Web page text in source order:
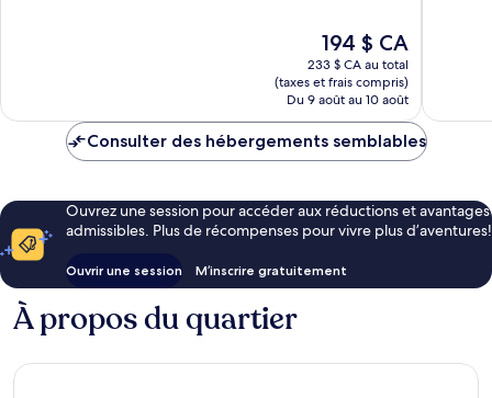
Le
prix
est
de
194 $ CA
194 $ CA
233 $ CA au total
(taxes et frais compris)
Du 9 août au 10 août
Consulter des hébergements semblables
Ouvrez une session pour accéder aux réductions et avantages
admissibles. Plus de récompenses pour vivre plus d’aventures!
Ouvrir une session M’inscrire gratuitement
À propos du quartier